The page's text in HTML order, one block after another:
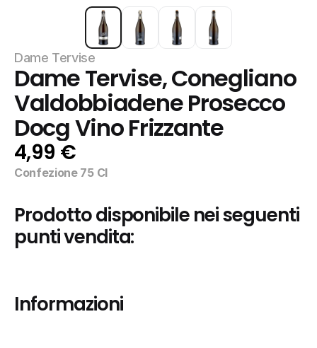
Dame Tervise
Dame Tervise, Conegliano
Valdobbiadene Prosecco
Docg Vino Frizzante
4,99 €
Confezione 75 Cl
Prodotto disponibile nei seguenti
punti vendita:
Informazioni